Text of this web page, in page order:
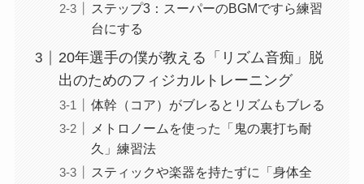
ステップ3：スーパーのBGMですら練習
台にする
20年選手の僕が教える「リズム音痴」脱
出のためのフィジカルトレーニング
体幹（コア）がブレるとリズムもブレる
メトロノームを使った「鬼の裏打ち耐
久」練習法
スティックや楽器を持たずに「身体全